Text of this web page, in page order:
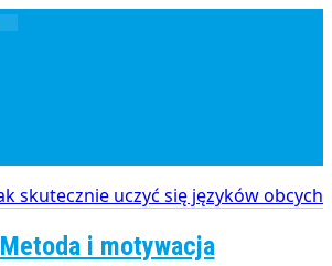
Metoda i motywacja